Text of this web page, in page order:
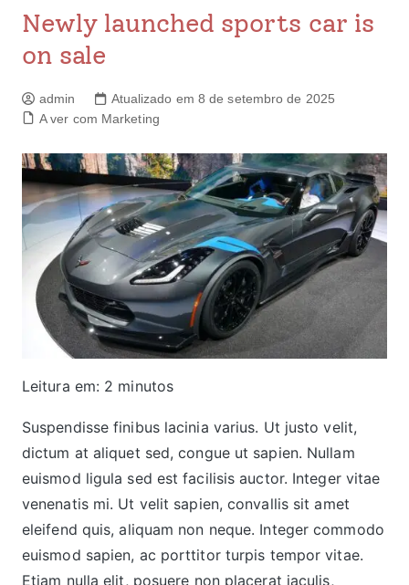
Newly launched sports car is
on sale
admin
Atualizado em 8 de setembro de 2025
A ver com Marketing
Leitura em: 2 minutos
Suspendisse finibus lacinia varius. Ut justo velit,
dictum at aliquet sed, congue ut sapien. Nullam
euismod ligula sed est facilisis auctor. Integer vitae
venenatis mi. Ut velit sapien, convallis sit amet
eleifend quis, aliquam non neque. Integer commodo
euismod sapien, ac porttitor turpis tempor vitae.
Etiam nulla elit, posuere non placerat iaculis,